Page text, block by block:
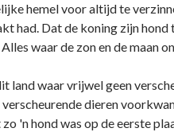
hemel voor altijd te
had. Dat de koning zijn
waar de zon en de maan
land waar vrijwel geen
dieren
'n hond was op de eerste